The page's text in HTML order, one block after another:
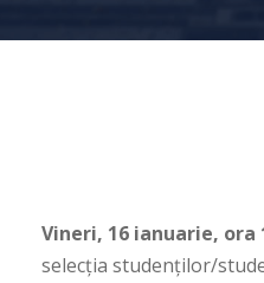
Vineri, 16 ianuarie, ora
selecția studenților/